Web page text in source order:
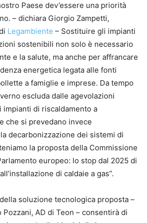
Paese dev’essere una priorità
– dichiara Giorgio Zampetti,
Legambiente – Sostituire gli impianti
sostenibili non solo è necessario
e la salute, ma anche per affrancare
energetica legata alle fonti
a famiglie e imprese. Da tempo
escluda dalle agevolazioni
di riscaldamento a
che si prevedano invece
decarbonizzazione dei sistemi di
la proposta della Commissione
europeo: lo stop dal 2025 di
di caldaie a gas”.
della soluzione tecnologica proposta –
AD di Teon – consentirà di